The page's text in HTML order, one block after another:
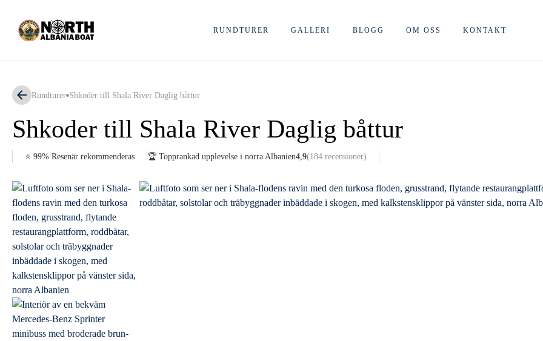
innehåll
RUNDTURER GALLERI BLOGG OM OSS KONTAKT
Rundturer Shkoder till Shala River Daglig båttur
Shkoder till Shala River Daglig båttur
⭐ 99% Resenär rekommenderas 🏆 Topprankad upplevelse i norra Albanien4,9(184 recensioner)